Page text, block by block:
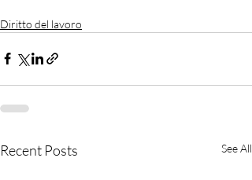
Diritto del lavoro
Recent Posts See All